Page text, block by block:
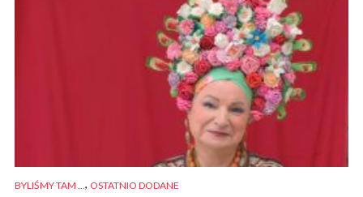
BYLIŚMY TAM ... , OSTATNIO DODANE